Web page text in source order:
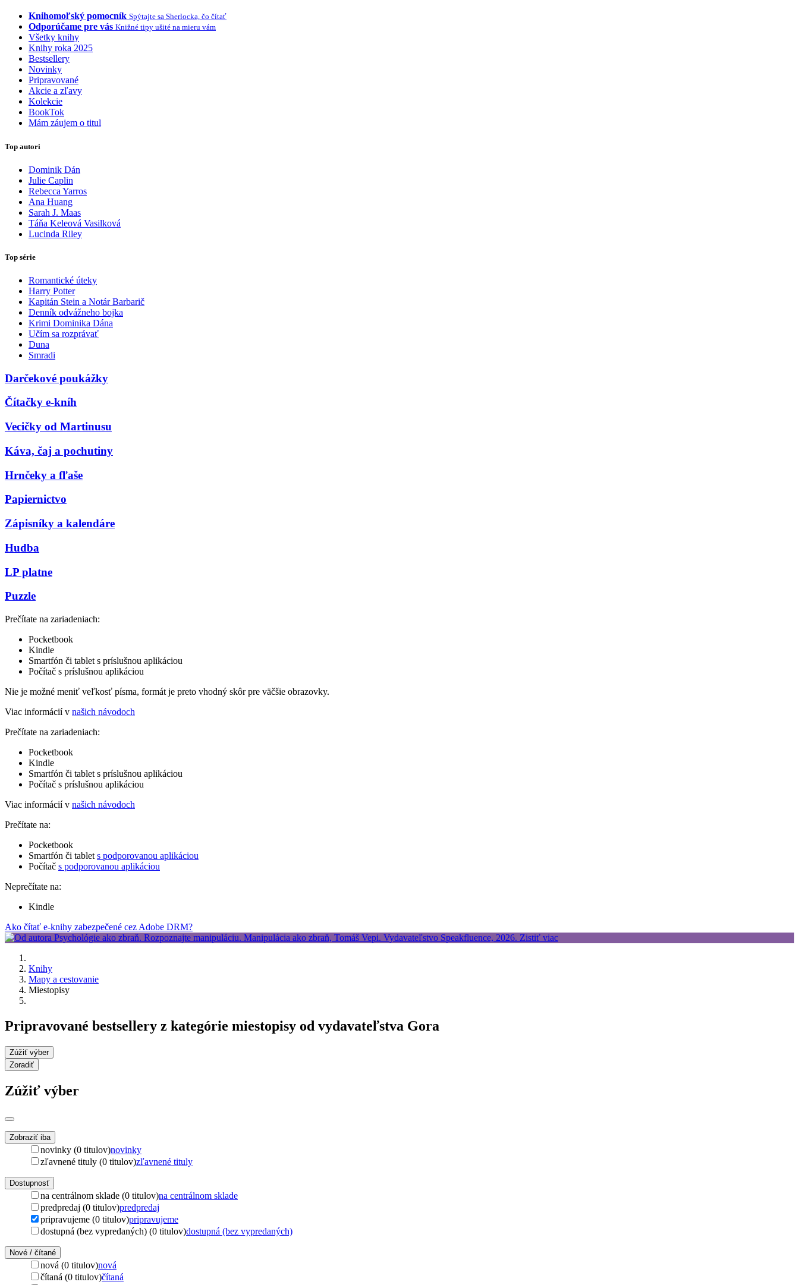
Knihomoľský pomocník Spýtajte sa Sherlocka, čo čítať
Odporúčame pre vás Knižné tipy ušité na mieru vám
Všetky knihy
Knihy roka 2025
Bestsellery
Novinky
Pripravované
Akcie a zľavy
Kolekcie
BookTok
Mám záujem o titul
Top autori
Dominik Dán
Julie Caplin
Rebecca Yarros
Ana Huang
Sarah J. Maas
Táňa Keleová Vasilková
Lucinda Riley
Top série
Romantické úteky
Harry Potter
Kapitán Stein a Notár Barbarič
Denník odvážneho bojka
Krimi Dominika Dána
Učím sa rozprávať
Duna
Smradi
Darčekové poukážky
Čítačky e-kníh
Vecičky od Martinusu
Káva, čaj a pochutiny
Hrnčeky a fľaše
Papiernictvo
Zápisníky a kalendáre
Hudba
LP platne
Puzzle
Prečítate na zariadeniach:
Pocketbook
Kindle
Smartfón či tablet s príslušnou aplikáciou
Počítač s príslušnou aplikáciou
Nie je možné meniť veľkosť písma, formát je preto vhodný skôr pre väčšie obrazovky.
Viac informácií v našich návodoch
Prečítate na zariadeniach:
Pocketbook
Kindle
Smartfón či tablet s príslušnou aplikáciou
Počítač s príslušnou aplikáciou
Viac informácií v našich návodoch
Prečítate na:
Pocketbook
Smartfón či tablet s podporovanou aplikáciou
Počítač s podporovanou aplikáciou
Neprečítate na:
Kindle
Ako čítať e-knihy zabezpečené cez Adobe DRM?
Knihy
Mapy a cestovanie
Miestopisy
Pripravované bestsellery z kategórie miestopisy od vydavateľstva Gora
Zúžiť výber
Zoradiť
Zúžiť výber
Zobraziť iba
novinky (0 titulov)novinky
zľavnené tituly (0 titulov)zľavnené tituly
Dostupnosť
na centrálnom sklade (0 titulov)na centrálnom sklade
predpredaj (0 titulov)predpredaj
pripravujeme (0 titulov)pripravujeme
dostupná (bez vypredaných) (0 titulov)dostupná (bez vypredaných)
Nové / čítané
nová (0 titulov)nová
čítaná (0 titulov)čítaná